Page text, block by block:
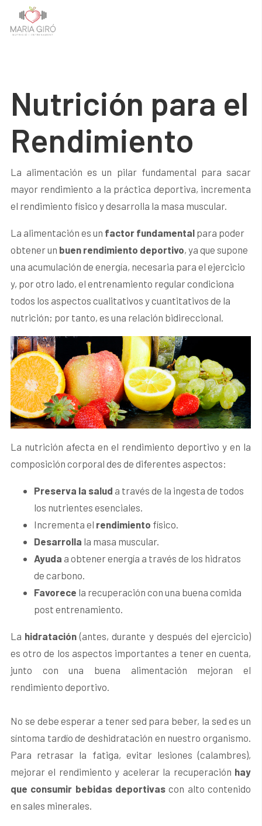
Nutrición para el
Rendimiento
La alimentación es un pilar fundamental para sacar
mayor rendimiento a la práctica deportiva, incrementa
el rendimiento físico y desarrolla la masa muscular.
La alimentación es un factor fundamental para poder
obtener un buen rendimiento deportivo, ya que supone
una acumulación de energía, necesaria para el ejercicio
y, por otro lado, el entrenamiento regular condiciona
todos los aspectos cualitativos y cuantitativos de la
nutrición; por tanto, es una relación bidireccional.
La nutrición afecta en el rendimiento deportivo y en la
composición corporal des de diferentes aspectos:
Preserva la salud a través de la ingesta de todos
los nutrientes esenciales.
Incrementa el rendimiento físico.
Desarrolla la masa muscular.
Ayuda a obtener energía a través de los hidratos
de carbono.
Favorece la recuperación con una buena comida
post entrenamiento.
La hidratación (antes, durante y después del ejercicio)
es otro de los aspectos importantes a tener en cuenta,
junto con una buena alimentación mejoran el
rendimiento deportivo.
No se debe esperar a tener sed para beber, la sed es un
síntoma tardío de deshidratación en nuestro organismo.
Para retrasar la fatiga, evitar lesiones (calambres),
mejorar el rendimiento y acelerar la recuperación hay
que consumir bebidas deportivas con alto contenido
en sales minerales.